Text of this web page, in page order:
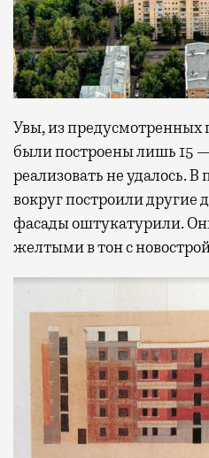
Увы, из предусмотренных
были построены лишь 15
реализовать не удалось. В
вокруг построили другие
фасады оштукатурили.
желтыми в тон с